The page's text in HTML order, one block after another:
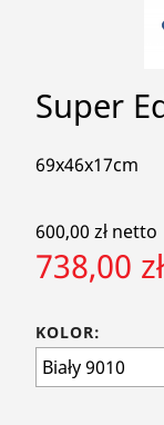
Super
69x46x17cm
600,00 zł netto
738,00
KOLOR: